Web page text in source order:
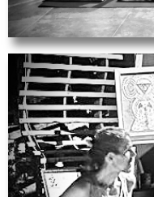
Riceverete
e scegliere
ottenere il